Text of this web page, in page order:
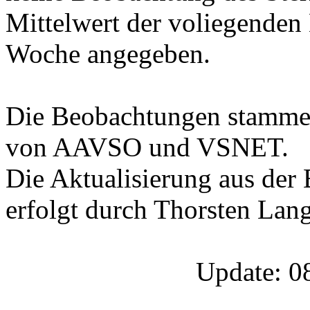
Mittelwert der
Woche angegeben.
Die Beobachtungen
von AAVSO und VSNET.
Die Aktualisierung aus der
erfolgt durch Thorsten
Update: